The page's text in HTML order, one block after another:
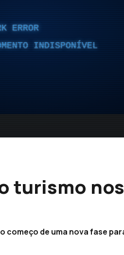
ERROR
INDISPONÍVEL
turismo
começo de uma nova fase